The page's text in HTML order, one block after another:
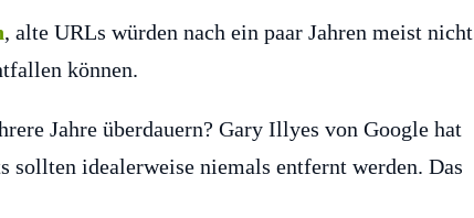
, alte URLs würden nach ein paar Jahren meist nicht
können.
Jahre überdauern? Gary Illyes von Google hat
sollten idealerweise niemals entfernt werden. Das